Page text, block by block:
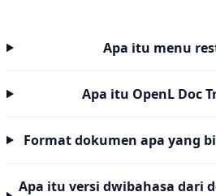
Apa itu menu
Apa itu OpenL Doc
Format dokumen apa yang
Apa itu versi dwibahasa dari